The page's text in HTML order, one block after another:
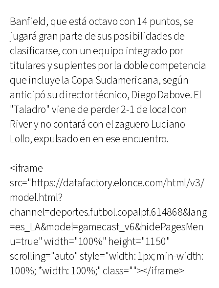
Banfield, que está octavo con 14 puntos, se
jugará gran parte de sus posibilidades de
clasificarse, con un equipo integrado por
titulares y suplentes por la doble competencia
que incluye la Copa Sudamericana, según
anticipó su director técnico, Diego Dabove. El
"Taladro" viene de perder 2-1 de local con
River y no contará con el zaguero Luciano
Lollo, expulsado en en ese encuentro.
<iframe
src="https://datafactory.elonce.com/html/v3/
model.html?
channel=deportes.futbol.copalpf.614868&lang
=es_LA&model=gamecast_v6&hidePagesMen
u=true" width="100%" height="1150"
scrolling="auto" style="width: 1px; min-width:
100%; *width: 100%;" class=""></iframe>